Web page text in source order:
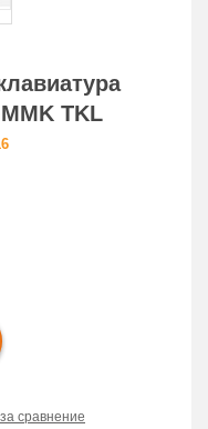
TKL
сравнение